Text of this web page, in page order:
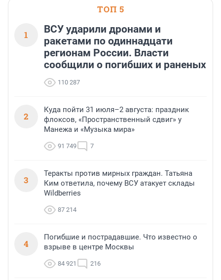
ТОП 5
1
ВСУ ударили дронами и
ракетами по одиннадцати
регионам России. Власти
сообщили о погибших и раненых
110 287
2
Куда пойти 31 июля–2 августа: праздник
флоксов, «Пространственный сдвиг» у
Манежа и «Музыка мира»
91 749 7
3
Теракты против мирных граждан. Татьяна
Ким ответила, почему ВСУ атакует склады
Wildberries
87 214
4
Погибшие и пострадавшие. Что известно о
взрыве в центре Москвы
84 921 216